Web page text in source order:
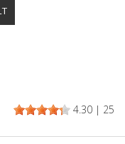
4.30 | 25